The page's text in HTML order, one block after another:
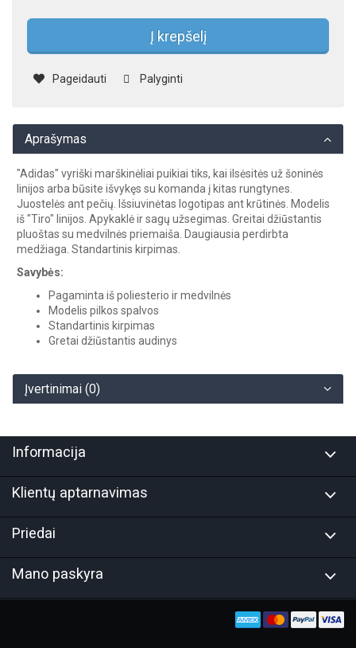
Į krepšelį
Pageidauti Palyginti
Aprašymas
"Adidas" vyriški marškinėliai puikiai tiks, kai ilsėsitės už šoninės
linijos arba būsite išvykęs su komanda į kitas rungtynes.
Juostelės ant pečių. Išsiuvinėtas logotipas ant krūtinės. Modelis
iš "Tiro" linijos. Apykaklė ir sagų užsegimas. Greitai džiūstantis
pluoštas su medvilnės priemaiša. Daugiausia perdirbta
medžiaga. Standartinis kirpimas.
Savybės:
Pagaminta iš poliesterio ir medvilnės
Modelis pilkos spalvos
Standartinis kirpimas
Gretai džiūstantis audinys
Įvertinimai (0)
Informacija
Klientų aptarnavimas
Priedai
Mano paskyra